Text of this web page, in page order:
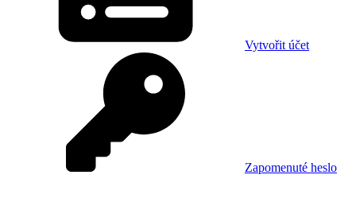
Vytvořit účet
Zapomenuté heslo